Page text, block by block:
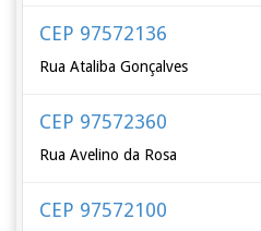
CEP 97572136
Rua Ataliba Gonçalves
CEP 97572360
Rua Avelino da Rosa
CEP 97572100